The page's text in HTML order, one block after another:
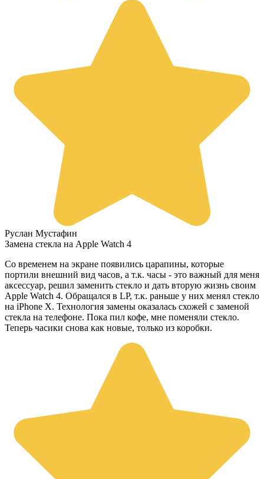
Руслан Мустафин
Замена стекла на Apple Watch 4
Со временем на экране появились царапины, которые
портили внешний вид часов, а т.к. часы - это важный для меня
аксессуар, решил заменить стекло и дать вторую жизнь своим
Apple Watch 4. Обращался в LP, т.к. раньше у них менял стекло
на iPhone X. Технология замены оказалась схожей с заменой
стекла на телефоне. Пока пил кофе, мне поменяли стекло.
Теперь часики снова как новые, только из коробки.